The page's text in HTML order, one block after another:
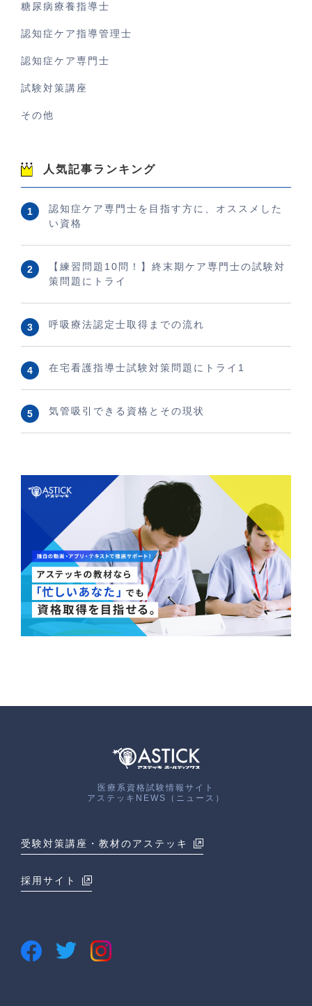
糖尿病療養指導士
認知症ケア指導管理士
認知症ケア専門士
試験対策講座
その他
人気記事ランキング
認知症ケア専門士を目指す方に、オススメした
い資格
【練習問題10問！】終末期ケア専門士の試験対
策問題にトライ
呼吸療法認定士取得までの流れ
在宅看護指導士試験対策問題にトライ1
気管吸引できる資格とその現状
医療系資格試験情報サイト
アステッキNEWS（ニュース）
受験対策講座・教材のアステッキ
採用サイト